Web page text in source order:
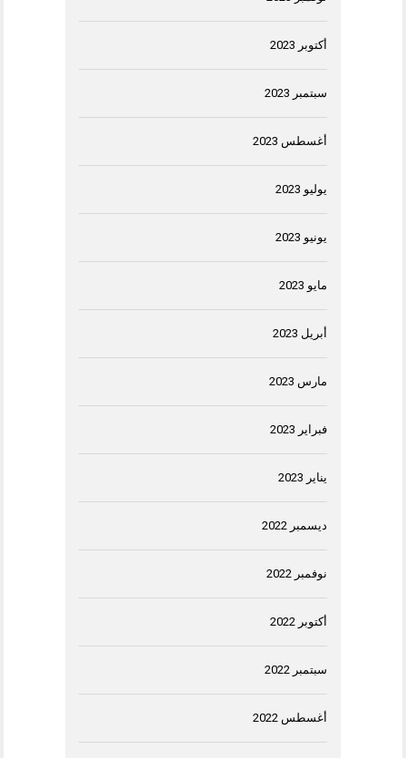
أكتوبر 2023
سبتمبر 2023
أغسطس 2023
يوليو 2023
يونيو 2023
مايو 2023
أبريل 2023
مارس 2023
فبراير 2023
يناير 2023
ديسمبر 2022
نوفمبر 2022
أكتوبر 2022
سبتمبر 2022
أغسطس 2022